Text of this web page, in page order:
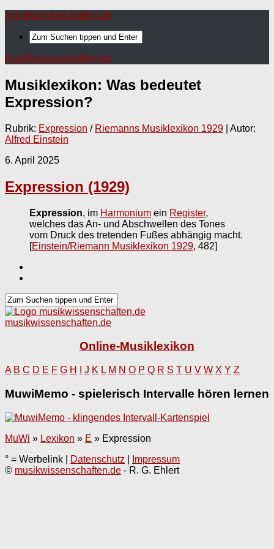
musikwissenschaften.de
musikwissenschaften.de
Musiklexikon: Was bedeutet
Expression?
Rubrik: Expression / Riemanns Musiklexikon 1929 | Autor:
Alfred Einstein
6. April 2025
Expression (1929)
Expression, im Harmonium ein Register,
welches das An- und Abschwellen des Tones
vom Druck des tretenden Fußes abhängig macht.
[Einstein/Riemann Musiklexikon 1929, 482]
musikwissenschaften.de
Online-Musiklexikon
A B C D E F G H J K L M N O P Q R S T U V W X Y Z
MuwiMemo - spielerisch Intervalle hören lernen
MuWi » Lexikon » E » Expression
° = Werbelink |
Datenschutz
Impressum
© musikwissenschaften.de - R. G. Ehlert